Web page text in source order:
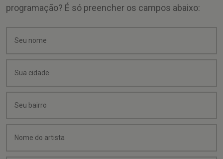
programação? É só preencher os campos abaixo: